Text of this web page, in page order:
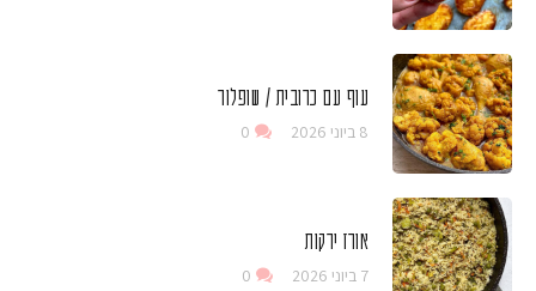
עוף עם כרובית / שופלור
8 ביוני 2026 0
אורז ירקות
7 ביוני 2026 0